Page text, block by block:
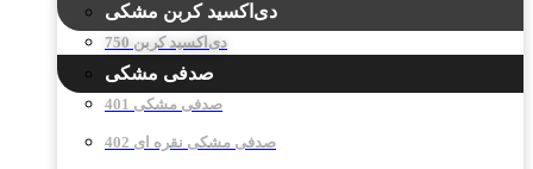
دی‌اکسید کربن مشکی
دی‌اکسید کربن 750
صدفی مشکی
صدفی مشکی 401
صدفی مشکی نقره ای 402